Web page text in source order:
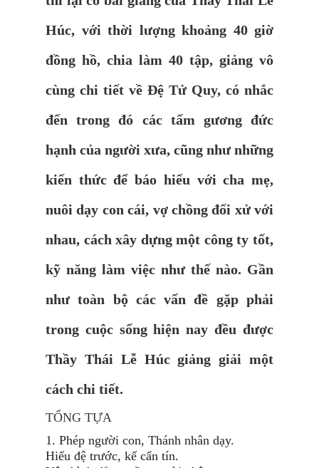
Húc, với thời lượng khoảng 40 giờ
đồng hồ, chia làm 40 tập, giảng vô
cùng chi tiết về Đệ Tử Quy, có nhắc
đến trong đó các tấm gương đức
hạnh của người xưa, cũng như những
kiến thức để báo hiếu với cha mẹ,
nuôi dạy con cái, vợ chồng đối xử với
nhau, cách xây dựng một công ty tốt,
kỹ năng làm việc như thế nào. Gần
như toàn bộ các vấn đề gặp phải
trong cuộc sống hiện nay đều được
Thầy Thái Lễ Húc giảng giải một
cách chi tiết.
TỔNG TỰA
1. Phép người con, Thánh nhân dạy.
Hiếu đệ trước, kế cẩn tín.